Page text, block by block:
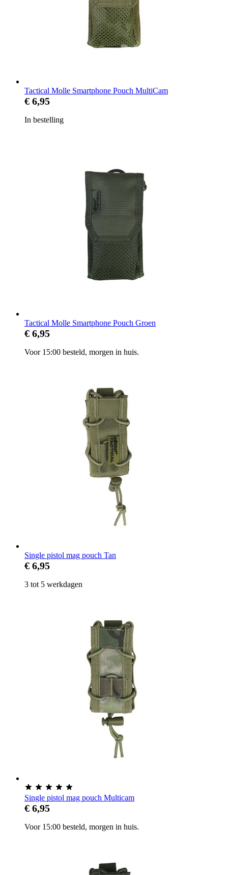
Tactical Molle Smartphone Pouch MultiCam
€ 6,95
In bestelling
Tactical Molle Smartphone Pouch Groen
€ 6,95
Voor 15:00 besteld, morgen in huis.
Single pistol mag pouch Tan
€ 6,95
3 tot 5 werkdagen
Single pistol mag pouch Multicam
€ 6,95
Voor 15:00 besteld, morgen in huis.